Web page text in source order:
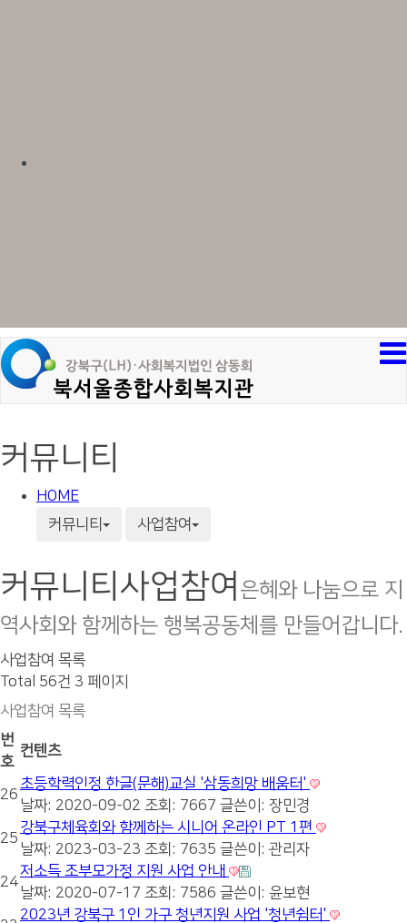
커뮤니티
HOME
커뮤니티
사업참여
커뮤니티 사업참여 은혜와 나눔으로 지
역사회와 함께하는 행복공동체를 만들어갑니다.
사업참여 목록
Total 56건 3 페이지
사업참여 목록
번
호
컨텐츠
26
초등학력인정 한글(문해)교실 '삼동희망 배움터'
날짜: 2020-09-02 조회: 7667 글쓴이: 장민경
25
강북구체육회와 함께하는 시니어 온라인 PT 1편
날짜: 2023-03-23 조회: 7635 글쓴이: 관리자
24
저소득 조부모가정 지원 사업 안내
날짜: 2020-07-17 조회: 7586 글쓴이: 윤보현
2023년 강북구 1인 가구 청년지원 사업 '청년쉼터'